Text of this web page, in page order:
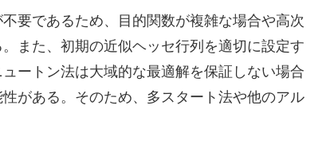
要であるため、目的関数が複雑な場合や高次
また、初期の近似ヘッセ行列を適切に設定す
ートン法は大域的な最適解を保証しない場合
がある。そのため、多スタート法や他のアル